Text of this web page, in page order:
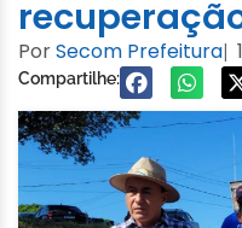
PorSecom Prefeitura|
Compartilhe: